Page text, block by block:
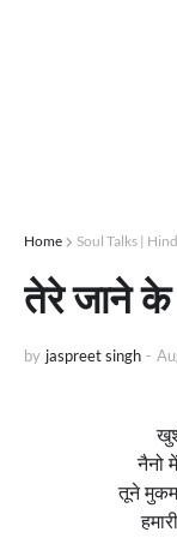
Home Soul Talks |
तेरे जाने के
by jaspreet singh -
नैनो
तूने